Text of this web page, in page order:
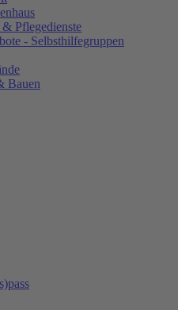
Pflegedienste
- Selbsthilfegruppen
Bauen